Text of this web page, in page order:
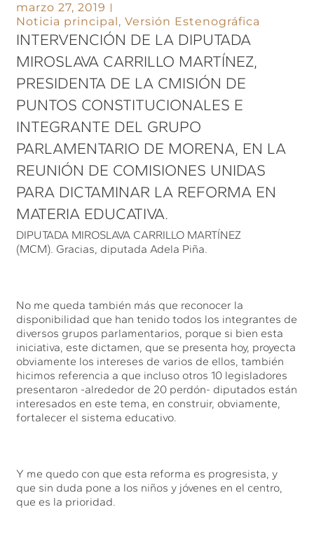
marzo 27, 2019
Noticia principal,Versión Estenográfica
INTERVENCIÓN DE LA DIPUTADA
MIROSLAVA CARRILLO MARTÍNEZ,
PRESIDENTA DE LA CMISIÓN DE
PUNTOS CONSTITUCIONALES E
INTEGRANTE DEL GRUPO
PARLAMENTARIO DE MORENA, EN LA
REUNIÓN DE COMISIONES UNIDAS
PARA DICTAMINAR LA REFORMA EN
MATERIA EDUCATIVA.
DIPUTADA MIROSLAVA CARRILLO MARTÍNEZ
(MCM). Gracias, diputada Adela Piña.
No me queda también más que reconocer la
disponibilidad que han tenido todos los integrantes de
diversos grupos parlamentarios, porque si bien esta
iniciativa, este dictamen, que se presenta hoy, proyecta
obviamente los intereses de varios de ellos, también
hicimos referencia a que incluso otros 10 legisladores
presentaron -alrededor de 20 perdón- diputados están
interesados en este tema, en construir, obviamente,
fortalecer el sistema educativo.
Y me quedo con que esta reforma es progresista, y
que sin duda pone a los niños y jóvenes en el centro,
que es la prioridad.